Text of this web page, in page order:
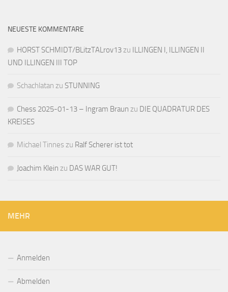
NEUESTE KOMMENTARE
HORST SCHMIDT/BLitzTALrov13zu ILLINGEN I, ILLINGEN II
UND ILLINGEN III TOP
Schachlatan zu STUNNING
Chess 2025-01-13 – Ingram Braun zu DIE QUADRATUR DES
KREISES
Michael Tinnes zu Ralf Scherer ist tot
Joachim Klein zu DAS WAR GUT!
MEHR
Anmelden
Abmelden